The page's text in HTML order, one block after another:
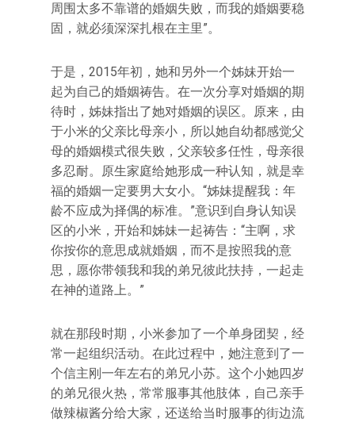
周围太多不靠谱的婚姻失败，而我的婚姻要稳
固，就必须深深扎根在主里”。
于是，2015年初，她和另外一个姊妹开始一
起为自己的婚姻祷告。在一次分享对婚姻的期
待时，姊妹指出了她对婚姻的误区。原来，由
于小米的父亲比母亲小，所以她自幼都感觉父
母的婚姻模式很失败，父亲较多任性，母亲很
多忍耐。原生家庭给她形成一种认知，就是幸
福的婚姻一定要男大女小。“姊妹提醒我：年
龄不应成为择偶的标准。”意识到自身认知误
区的小米，开始和姊妹一起祷告：“主啊，求
你按你的意思成就婚姻，而不是按照我的意
思，愿你带领我和我的弟兄彼此扶持，一起走
在神的道路上。”
就在那段时期，小米参加了一个单身团契，经
常一起组织活动。在此过程中，她注意到了一
个信主刚一年左右的弟兄小苏。这个小她四岁
的弟兄很火热，常常服事其他肢体，自己亲手
做辣椒酱分给大家，还送给当时服事的街边流